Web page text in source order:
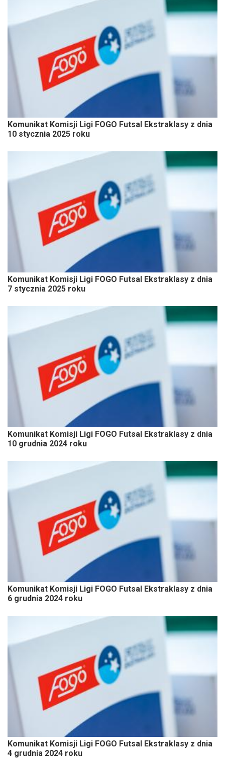
Komunikat Komisji Ligi FOGO Futsal Ekstraklasy z dnia
10 stycznia 2025 roku
Komunikat Komisji Ligi FOGO Futsal Ekstraklasy z dnia
7 stycznia 2025 roku
Komunikat Komisji Ligi FOGO Futsal Ekstraklasy z dnia
10 grudnia 2024 roku
Komunikat Komisji Ligi FOGO Futsal Ekstraklasy z dnia
6 grudnia 2024 roku
Komunikat Komisji Ligi FOGO Futsal Ekstraklasy z dnia
4 grudnia 2024 roku